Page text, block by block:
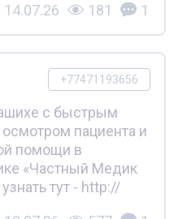
14.07.26 181 1
+77471193656
с быстрым
пациента и
помощи в
«Частный Медик
тут - http://